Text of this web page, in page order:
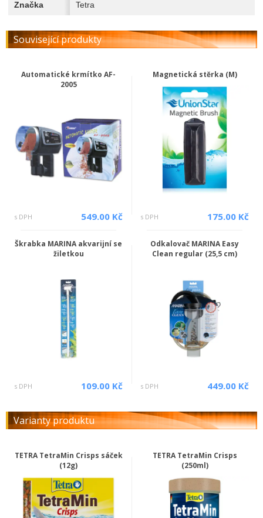
Značka Tetra
Související produkty
Automatické krmítko AF-
2005
s DPH 549.00 Kč
Magnetická stěrka (M)
s DPH 175.00 Kč
Škrabka MARINA akvarijní se
žiletkou
s DPH 109.00 Kč
Odkalovač MARINA Easy
Clean regular (25,5 cm)
s DPH 449.00 Kč
Varianty produktu
TETRA TetraMin Crisps sáček
(12g)
TETRA TetraMin Crisps
(250ml)